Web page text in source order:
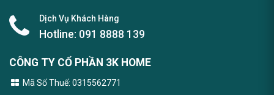
Dịch Vụ Khách Hàng
Hotline: 091 8888 139
CÔNG TY CỔ PHẦN 3K HOME
Mã Số Thuế: 0315562771